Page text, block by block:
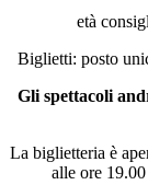
età
Biglietti: posto
Gli spettacoli
La biglietteria è
alle ore